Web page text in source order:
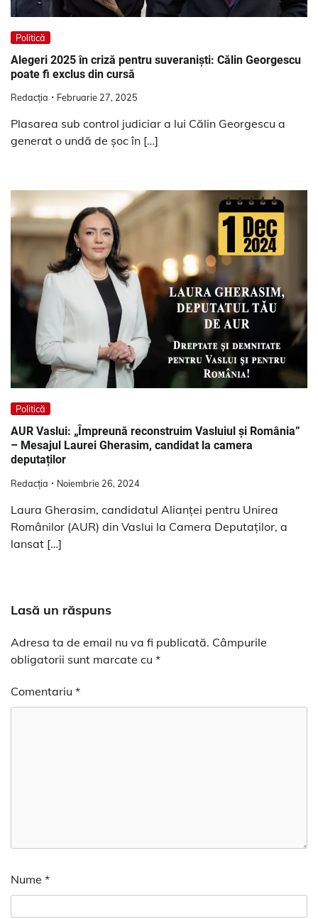
Politică
Alegeri 2025 în criză pentru suveraniști: Călin Georgescu
poate fi exclus din cursă
Redacția Februarie 27, 2025
Plasarea sub control judiciar a lui Călin Georgescu a
generat o undă de șoc în […]
Politică
AUR Vaslui: „Împreună reconstruim Vasluiul și România”
– Mesajul Laurei Gherasim, candidat la camera
deputaților
Redacția Noiembrie 26, 2024
Laura Gherasim, candidatul Alianței pentru Unirea
Românilor (AUR) din Vaslui la Camera Deputaților, a
lansat […]
Lasă un răspuns
Adresa ta de email nu va fi publicată. Câmpurile
obligatorii sunt marcate cu *
Comentariu *
Nume *